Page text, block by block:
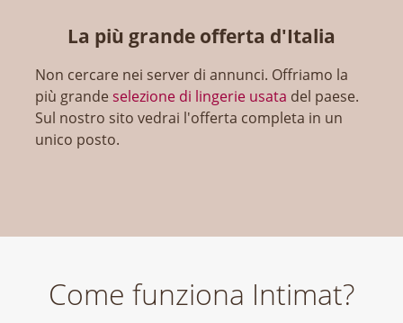
La più grande offerta d'Italia
Non cercare nei server di annunci. Offriamo la
più grandeselezione di lingerie usata del paese.
Sul nostro sito vedrai l'offerta completa in un
unico posto.
Come funziona Intimat?